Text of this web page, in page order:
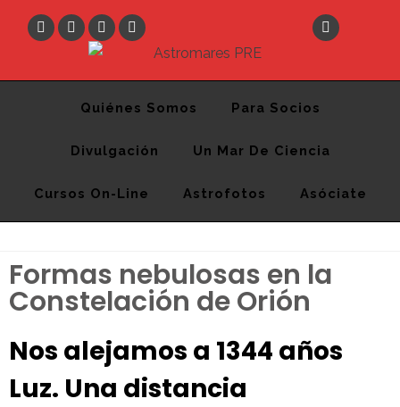
Astromares PRE
Desde 2012 divulgando la Astronomía y la Ciencia
Quiénes Somos Para Socios
Divulgación Un Mar De Ciencia
Cursos On-Line Astrofotos Asóciate
Formas nebulosas en la
Constelación de Orión
Nos alejamos a 1344 años
Luz. Una distancia